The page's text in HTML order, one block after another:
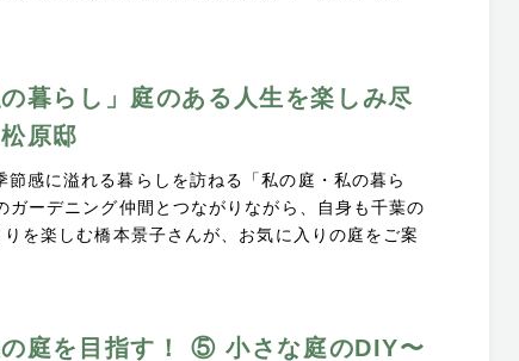
の暮らし」庭のある人生を楽しみ尽
原邸
節感に溢れる暮らしを訪ねる「私の庭・私の暮ら
ガーデニング仲間とつながりながら、自身も千葉の
を楽しむ橋本景子さんが、お気に入りの庭をご案
庭を目指す！ ⑤ 小さな庭のDIY〜